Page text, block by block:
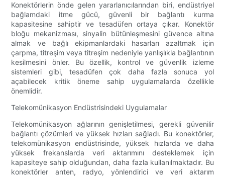
Konektörlerin önde gelen yararlanıcılarından biri, endüstriyel
bağlamdaki itme gücü, güvenli bir bağlantı kurma
kapasitesine sahiptir ve tesadüfen ortaya çıkar. Konektör
bloğu mekanizması, sinyalin bütünleşmesini güvence altına
almak ve bağlı ekipmanlardaki hasarları azaltmak için
çarpma, titreşim veya titreşim nedeniyle yanlışlıkla bağlantının
kesilmesini önler. Bu özellik, kontrol ve güvenlik izleme
sistemleri gibi, tesadüfen çok daha fazla sonuca yol
açabilecek kritik öneme sahip uygulamalarda özellikle
önemlidir.
Telekomünikasyon Endüstrisindeki Uygulamalar
Telekomünikasyon ağlarının genişletilmesi, gerekli güvenilir
bağlantı çözümleri ve yüksek hızları sağladı. Bu konektörler,
telekomünikasyon endüstrisinde, yüksek hızlarda ve daha
yüksek frekanslarda veri aktarımını desteklemek için
kapasiteye sahip olduğundan, daha fazla kullanılmaktadır. Bu
konektörler anten, radyo, yönlendirici ve veri aktarım